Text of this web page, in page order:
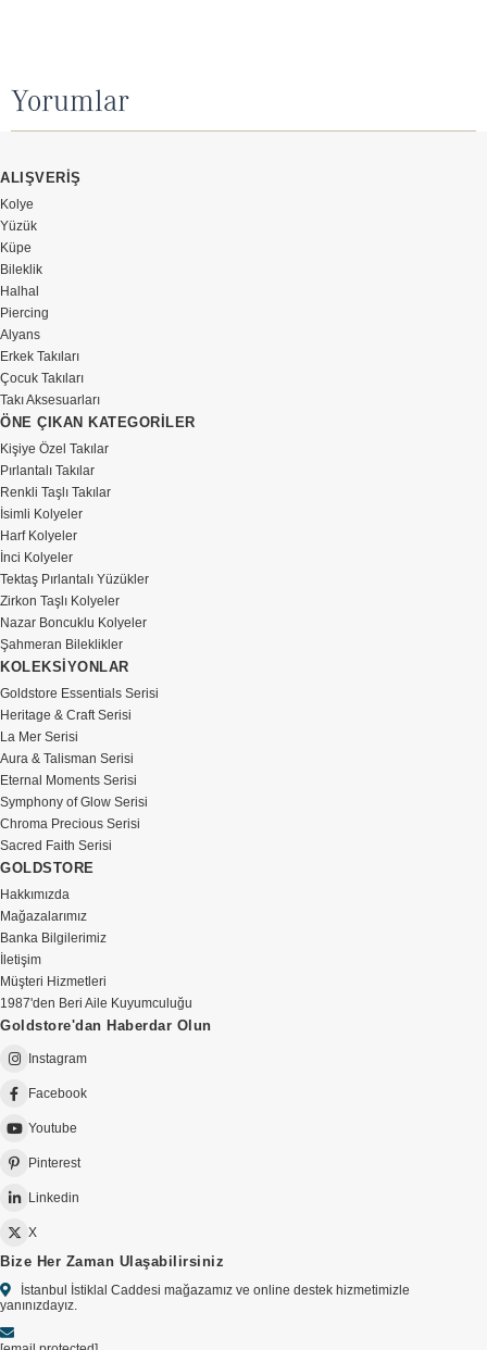
Yorumlar
ALIŞVERİŞ
Kolye
Yüzük
Küpe
Bileklik
Halhal
Piercing
Alyans
Erkek Takıları
Çocuk Takıları
Takı Aksesuarları
ÖNE ÇIKAN KATEGORİLER
Kişiye Özel Takılar
Pırlantalı Takılar
Renkli Taşlı Takılar
İsimli Kolyeler
Harf Kolyeler
İnci Kolyeler
Tektaş Pırlantalı Yüzükler
Zirkon Taşlı Kolyeler
Nazar Boncuklu Kolyeler
Şahmeran Bileklikler
KOLEKSİYONLAR
Goldstore Essentials Serisi
Heritage & Craft Serisi
La Mer Serisi
Aura & Talisman Serisi
Eternal Moments Serisi
Symphony of Glow Serisi
Chroma Precious Serisi
Sacred Faith Serisi
GOLDSTORE
Hakkımızda
Mağazalarımız
Banka Bilgilerimiz
İletişim
Müşteri Hizmetleri
1987'den Beri Aile Kuyumculuğu
Goldstore'dan Haberdar Olun
Instagram
Facebook
Youtube
Pinterest
Linkedin
X
Bize Her Zaman Ulaşabilirsiniz
İstanbul İstiklal Caddesi mağazamız ve online destek hizmetimizle
yanınızdayız.